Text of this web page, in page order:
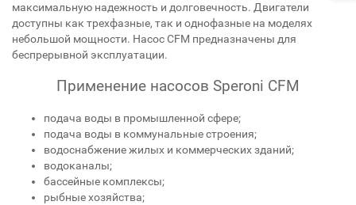
максимальную надежность и долговечность. Двигатели
доступны как трехфазные, так и однофазные на моделях
небольшой мощности. Насос CFM предназначены для
беспрерывной эксплуатации.
Применение насосов Speroni CFM
подача воды в промышленной сфере;
подача воды в коммунальные строения;
водоснабжение жилых и коммерческих зданий;
водоканалы;
бассейные комплексы;
рыбные хозяйства;